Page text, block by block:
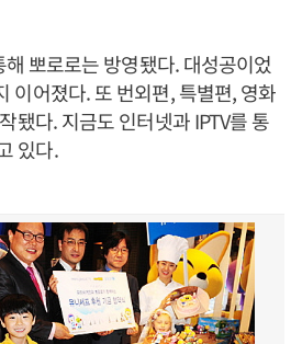
뽀로로는 방영됐다. 대성공이었
이어졌다. 또 번외편, 특별편, 영화
됐다. 지금도 인터넷과 IPTV를 통
있다.